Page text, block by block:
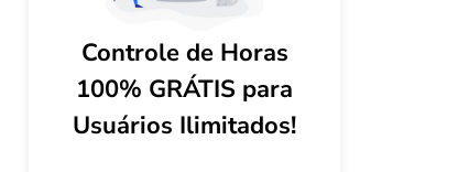
Controle de Horas
100% GRÁTIS para
Usuários Ilimitados!